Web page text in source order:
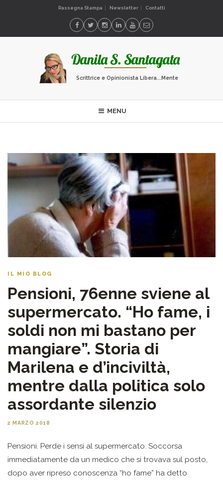
Rassegna Stampa Newsletter Contatti
Scrittrice e Opinionista Libera...Mente
MENU
IL MIO BLOG
Pensioni, 76enne sviene al
supermercato. “Ho fame, i
soldi non mi bastano per
mangiare”. Storia di
Marilena e d’inciviltà,
mentre dalla politica solo
assordante silenzio
2 MARZO 2018
Pensioni. Perde i sensi al supermercato. Soccorsa
immediatamente da un medico che si trovava sul posto,
dopo aver ripreso conoscenza “ho fame” ha detto